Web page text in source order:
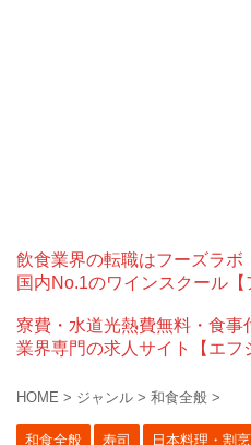
飲食業界の転職はフーズラボ
国内No.1のワインスクール【
寮費・水道光熱費無料・食事
業界専門の求人サイト【エフ
HOME > ジャンル > 和食全般 >
和食全般 寿司 日本料理・割